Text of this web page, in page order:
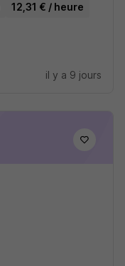
12,31 € / heure
il y a 9 jours